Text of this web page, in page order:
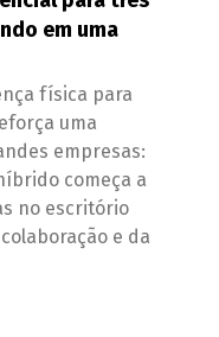
em uma
física para
uma
empresas:
começa a
no escritório
e da